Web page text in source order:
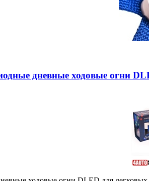
дневные ходовые огни